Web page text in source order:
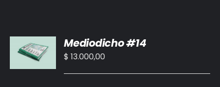
AL
CARRITO
/
Mediodicho #14
$ 13.000,00